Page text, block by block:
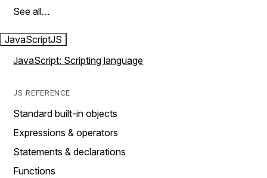
See all…
JavaScriptJS
JavaScript: Scripting language
JS REFERENCE
Standard built-in objects
Expressions & operators
Statements & declarations
Functions